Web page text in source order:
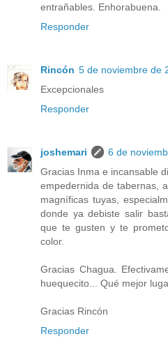
entrañables. Enhorabuena.
Responder
Rincón 5 de noviembre de
Excepcionales
Responder
joshemari
6 de
Gracias Inma e incansable
empedernida de tabernas,
magníficas tuyas,
donde ya debiste salir
que te gusten y te
color.
Gracias Chagua.
huequecito... Qué mejor
Gracias Rincón
Responder